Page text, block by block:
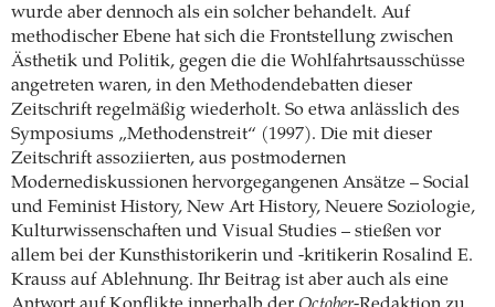
wurde aber dennoch als ein solcher behandelt. Auf
methodischer Ebene hat sich die Frontstellung zwischen
Ästhetik und Politik, gegen die die Wohlfahrtsausschüsse
angetreten waren, in den Methodendebatten dieser
Zeitschrift regelmäßig wiederholt. So etwa anlässlich des
Symposiums „Methodenstreit“ (1997). Die mit dieser
Zeitschrift assoziierten, aus postmodernen
Modernediskussionen hervorgegangenen Ansätze – Social
und Feminist History, New Art History, Neuere Soziologie,
Kulturwissenschaften und Visual Studies – stießen vor
allem bei der Kunsthistorikerin und -kritikerin Rosalind E.
Krauss auf Ablehnung. Ihr Beitrag ist aber auch als eine